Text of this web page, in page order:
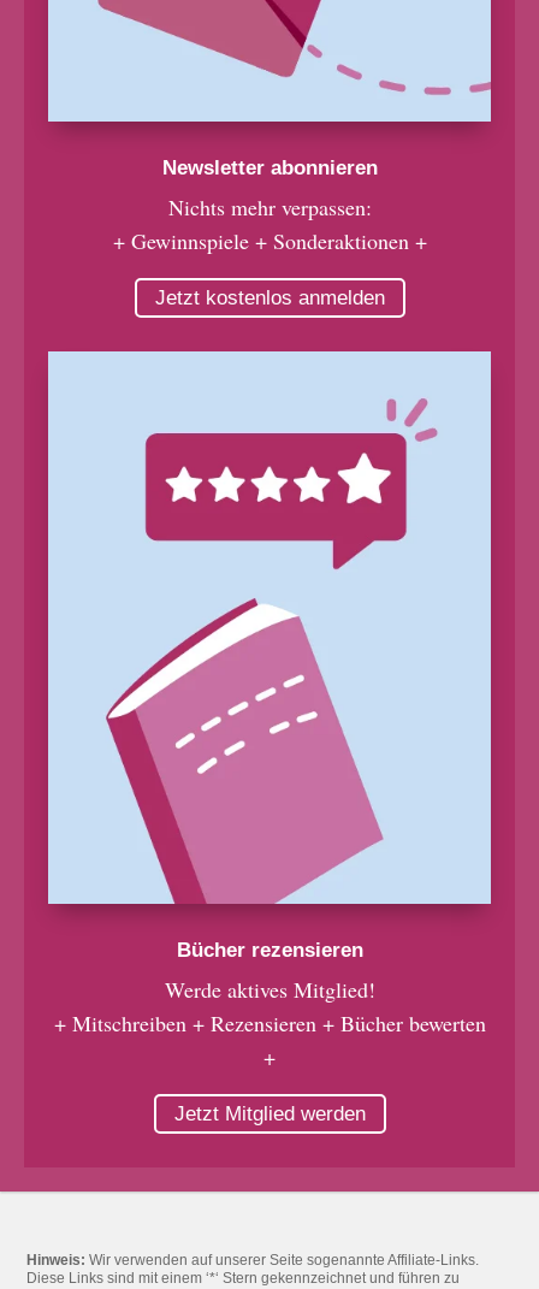
Newsletter abonnieren
Nichts mehr verpassen:
+ Gewinnspiele + Sonderaktionen +
Jetzt kostenlos anmelden
Bücher rezensieren
Werde aktives Mitglied!
+ Mitschreiben + Rezensieren + Bücher bewerten
+
Jetzt Mitglied werden
Hinweis: Wir verwenden auf unserer Seite sogenannte Affiliate-Links.
Diese Links sind mit einem ‘*‘ Stern gekennzeichnet und führen zu